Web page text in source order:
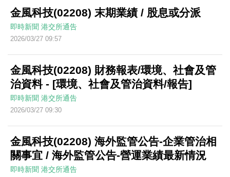
金風科技(02208) 末期業績 / 股息或分派
即時新聞 港交所通告
2026/03/27 09:57
金風科技(02208) 財務報表/環境、社會及管
治資料 - [環境、社會及管治資料/報告]
即時新聞 港交所通告
2026/03/27 09:30
金風科技(02208) 海外監管公告-企業管治相
關事宜 / 海外監管公告-營運業績最新情況
即時新聞 港交所通告